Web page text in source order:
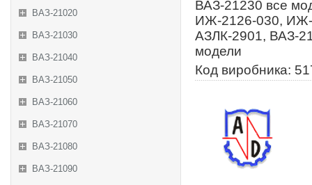
ВАЗ-21020
ВАЗ-21030
ВАЗ-21040
ВАЗ-21050
ВАЗ-21060
ВАЗ-21070
ВАЗ-21080
ВАЗ-21090
ВАЗ-21230 все
ИЖ-2126-030, ИЖ-
АЗЛК-2901, ВАЗ-
модели
Код виробника: